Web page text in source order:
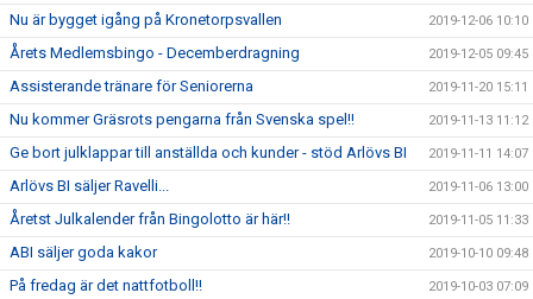
Nu är bygget igång på Kronetorpsvallen 2019-12-06 10:10
Årets Medlemsbingo - Decemberdragning 2019-12-05 09:45
Assisterande tränare för Seniorerna 2019-11-20 15:11
Nu kommer Gräsrots pengarna från Svenska spel!! 2019-11-13 11:12
Ge bort julklappar till anställda och kunder - stöd Arlövs BI 2019-11-11 14:07
Arlövs BI säljer Ravelli... 2019-11-06 13:00
Åretst Julkalender från Bingolotto är här!! 2019-11-05 11:33
ABI säljer goda kakor 2019-10-10 09:48
På fredag är det nattfotboll!! 2019-10-03 07:09